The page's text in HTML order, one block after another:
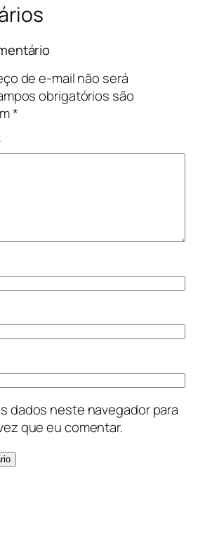
de e-mail não será
obrigatórios são
*
dados neste navegador para
que eu comentar.